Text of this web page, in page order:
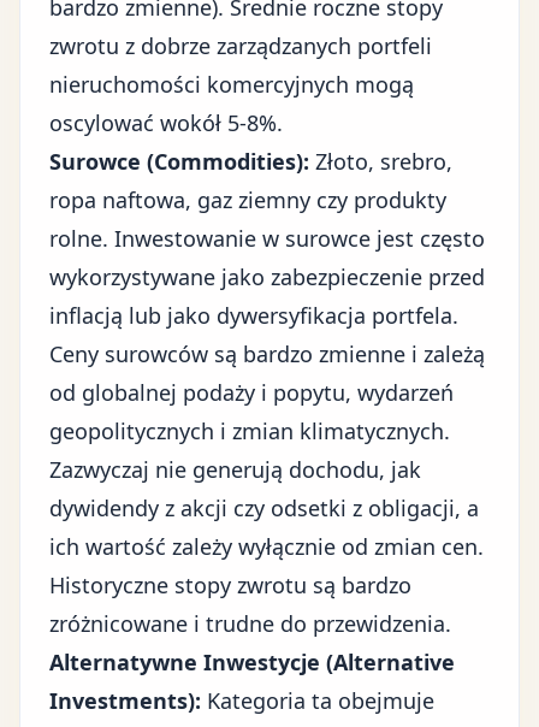
bardzo zmienne). Średnie roczne stopy
zwrotu z dobrze zarządzanych portfeli
nieruchomości komercyjnych mogą
oscylować wokół 5-8%.
Surowce (Commodities): Złoto, srebro,
ropa naftowa, gaz ziemny czy produkty
rolne. Inwestowanie w surowce jest często
wykorzystywane jako zabezpieczenie przed
inflacją lub jako dywersyfikacja portfela.
Ceny surowców są bardzo zmienne i zależą
od globalnej podaży i popytu, wydarzeń
geopolitycznych i zmian klimatycznych.
Zazwyczaj nie generują dochodu, jak
dywidendy z akcji czy odsetki z obligacji, a
ich wartość zależy wyłącznie od zmian cen.
Historyczne stopy zwrotu są bardzo
zróżnicowane i trudne do przewidzenia.
Alternatywne Inwestycje (Alternative
Investments): Kategoria ta obejmuje